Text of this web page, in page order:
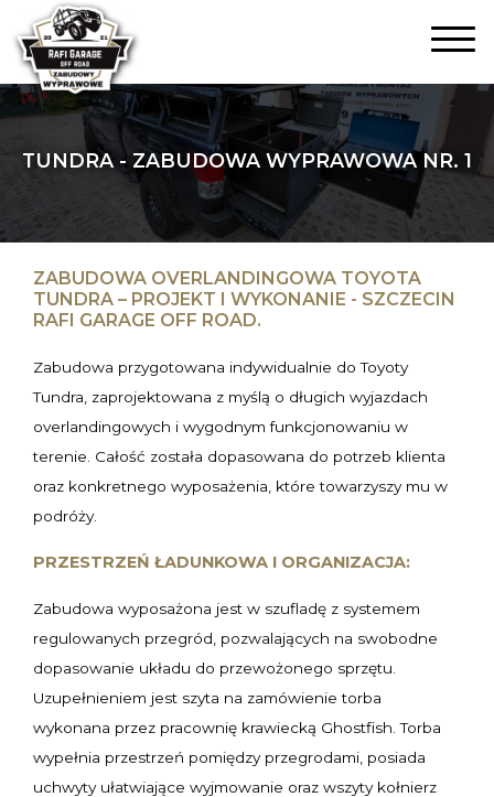
TUNDRA - ZABUDOWA WYPRAWOWA NR. 1
ZABUDOWA OVERLANDINGOWA TOYOTA
TUNDRA – PROJEKT I WYKONANIE - SZCZECIN
RAFI GARAGE OFF ROAD.
Zabudowa przygotowana indywidualnie do Toyoty
Tundra, zaprojektowana z myślą o długich wyjazdach
overlandingowych i wygodnym funkcjonowaniu w
terenie. Całość została dopasowana do potrzeb klienta
oraz konkretnego wyposażenia, które towarzyszy mu w
podróży.
PRZESTRZEŃ ŁADUNKOWA I ORGANIZACJA:
Zabudowa wyposażona jest w szufladę z systemem
regulowanych przegród, pozwalających na swobodne
dopasowanie układu do przewożonego sprzętu.
Uzupełnieniem jest szyta na zamówienie torba
wykonana przez pracownię krawiecką Ghostfish. Torba
wypełnia przestrzeń pomiędzy przegrodami, posiada
uchwyty ułatwiające wyjmowanie oraz wszyty kołnierz